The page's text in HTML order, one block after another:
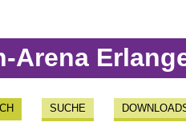
Arena
SUCHE